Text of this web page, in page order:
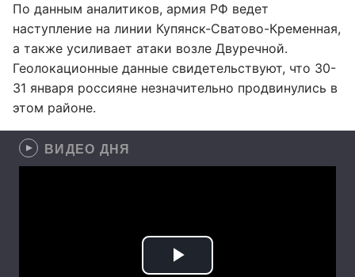
По данным аналитиков, армия РФ ведет
наступление на линии Купянск-Сватово-Кременная,
а также усиливает атаки возле Двуречной.
Геолокационные данные свидетельствуют, что 30-
31 января россияне незначительно продвинулись в
этом районе.
ВИДЕО ДНЯ